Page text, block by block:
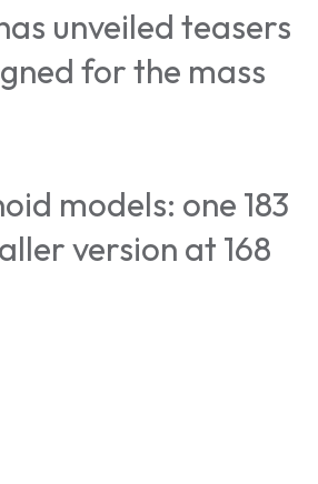
unveiled teasers
for the mass
models: one 183
version at 168